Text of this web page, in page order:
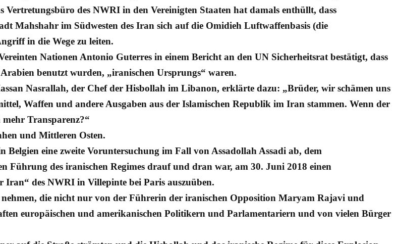
Vertretungsbüro des NWRI in den Vereinigten Staaten hat damals enthüllt, dass
Mahshahr im Südwesten des Iran sich auf die Omidieh Luftwaffenbasis (die
in die Wege zu leiten.
Nationen Antonio Guterres in einem Bericht an den UN Sicherheitsrat bestätigt, dass
benutzt wurden, „iranischen Ursprungs“ waren.
Nasrallah, der Chef der Hisbollah im Libanon, erklärte dazu: „Brüder, wir schämen uns
Waffen und andere Ausgaben aus der Islamischen Republik im Iran stammen. Wenn der
Transparenz?“
und Mittleren Osten.
eine zweite Voruntersuchung im Fall von Assadollah Assadi ab, dem
Führung des iranischen Regimes drauf und dran war, am 30. Juni 2018 einen
Iran“ des NWRI in Villepinte bei Paris auszuüben.
die nicht nur von der Führerin der iranischen Opposition Maryam Rajavi und
europäischen und amerikanischen Politikern und Parlamentariern und von vielen Bürger